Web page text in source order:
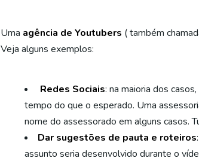
Uma agência de Youtubers ( também
Veja alguns exemplos:
Redes Sociais: na maioria dos
tempo do que o esperado. Uma
nome do assessorado em alguns casos.
Dar sugestões de pauta e roteiros
assunto seria desenvolvido durante o